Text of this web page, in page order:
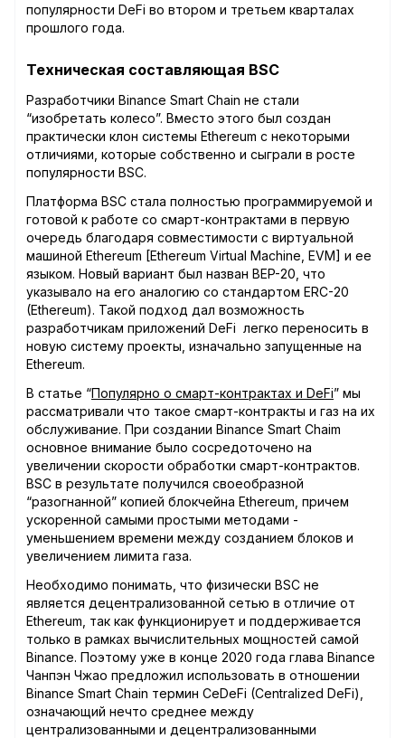
популярности DeFi во втором и третьем кварталах
прошлого года.
Техническая составляющая BSC
Разработчики Binance Smart Chain не стали
“изобретать колесо”. Вместо этого был создан
практически клон системы Ethereum с некоторыми
отличиями, которые собственно и сыграли в росте
популярности BSC.
Платформа BSC стала полностью программируемой и
готовой к работе со смарт-контрактами в первую
очередь благодаря совместимости с виртуальной
машиной Ethereum [Ethereum Virtual Machine, EVM] и ее
языком. Новый вариант был назван BEP-20, что
указывало на его аналогию со стандартом ERC-20
(Ethereum). Такой подход дал возможность
разработчикам приложений DeFi легко переносить в
новую систему проекты, изначально запущенные на
Ethereum.
В статье “Популярно о смарт-контрактах и DeFi” мы
рассматривали что такое смарт-контракты и газ на их
обслуживание. При создании Binance Smart Chaim
основное внимание было сосредоточено на
увеличении скорости обработки смарт-контрактов.
BSC в результате получился своеобразной
“разогнанной” копией блокчейна Ethereum, причем
ускоренной самыми простыми методами -
уменьшением времени между созданием блоков и
увеличением лимита газа.
Необходимо понимать, что физически BSC не
является децентрализованной сетью в отличие от
Ethereum, так как функционирует и поддерживается
только в рамках вычислительных мощностей самой
Binance. Поэтому уже в конце 2020 года глава Binance
Чанпэн Чжао предложил использовать в отношении
Binance Smart Chain термин CeDeFi (Centralized DeFi),
означающий нечто среднее между
централизованными и децентрализованными